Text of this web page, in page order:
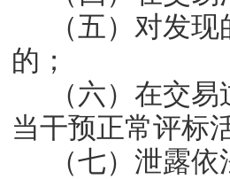
（五）对发
的；
（六）在交
当干预正常评标
（七）泄露